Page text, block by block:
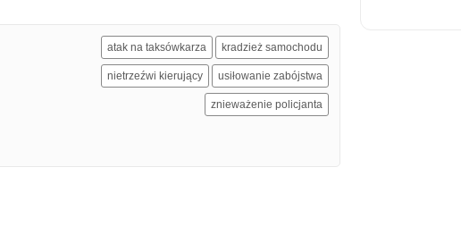
atak na taksówkarza kradzież samochodu
nietrzeźwi kierujący usiłowanie zabójstwa
znieważenie policjanta